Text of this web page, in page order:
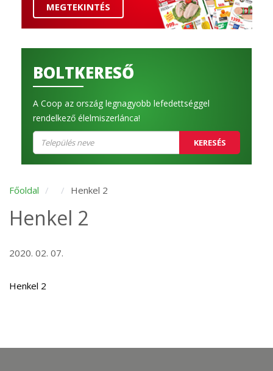
MEGTEKINTÉS
BOLTKERESŐ
A Coop az ország legnagyobb lefedettséggel
rendelkező élelmiszerlánca!
KERESÉS
Főoldal Henkel 2
Henkel 2
2020. 02. 07.
Henkel 2